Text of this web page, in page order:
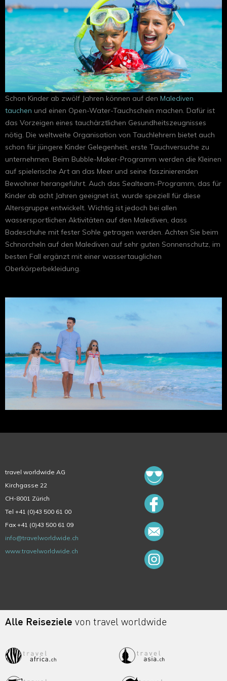
Schon Kinder ab zwölf Jahren können auf den Malediven
tauchen und einen Open-Water-Tauchschein machen. Dafür ist
das Vorzeigen eines tauchärztlichen Gesundheitszeugnisses
nötig. Die weltweite Organisation von Tauchlehrern bietet auch
schon für jüngere Kinder Gelegenheit, erste Tauchversuche zu
unternehmen. Beim Bubble-Maker-Programm werden die Kleinen
auf spielerische Art an das Meer und seine faszinierenden
Bewohner herangeführt. Auch das Sealteam-Programm, das für
Kinder ab acht Jahren geeignet ist, wurde speziell für diese
Altersgruppe entwickelt. Wichtig ist jedoch bei allen
wassersportlichen Aktivitäten auf den Malediven, dass
Badeschuhe mit fester Sohle getragen werden. Achten Sie beim
Schnorcheln auf den Malediven auf sehr guten Sonnenschutz, im
besten Fall ergänzt mit einer wassertauglichen
Oberkörperbekleidung.
travel worldwide AG
Kirchgasse 22
CH-8001 Zürich
Tel +41 (0)43 500 61 00
Fax +41 (0)43 500 61 09
info@travelworldwide.ch
www.travelworldwide.ch
Alle Reiseziele von travel worldwide